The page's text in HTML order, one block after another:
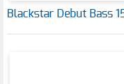
Blackstar Debut Bass